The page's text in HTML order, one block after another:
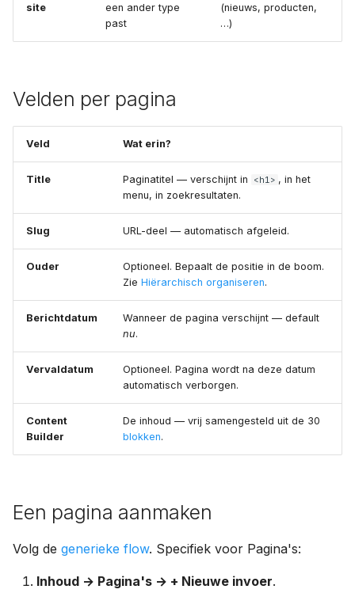
site
een ander type
past
(nieuws, producten,
…)
Velden per pagina
Veld Wat erin?
Title Paginatitel — verschijnt in <h1> , in het
menu, in zoekresultaten.
Slug URL-deel — automatisch afgeleid.
Ouder
Optioneel. Bepaalt de positie in de boom.
Zie Hiërarchisch organiseren.
Berichtdatum
Wanneer de pagina verschijnt — default
nu.
Vervaldatum
Optioneel. Pagina wordt na deze datum
automatisch verborgen.
Content
Builder
De inhoud — vrij samengesteld uit de 30
blokken.
Een pagina aanmaken
Volg de generieke flow. Specifiek voor Pagina's:
Inhoud → Pagina's → + Nieuwe invoer.